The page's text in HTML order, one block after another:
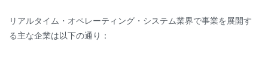
リアルタイム・オペレーティング・システム業界で事業を展開す
る主な企業は以下の通り：